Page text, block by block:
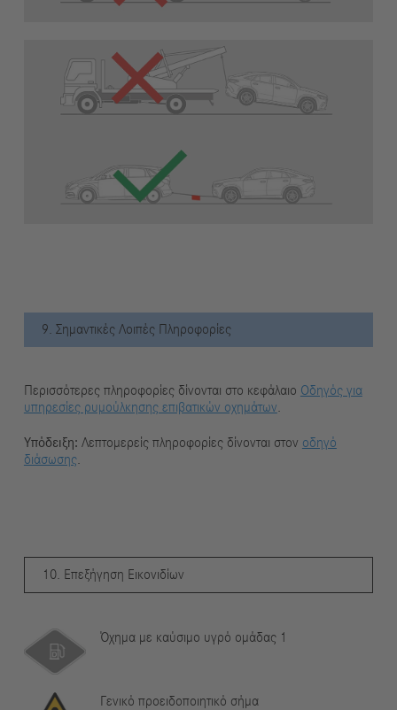
9. Σημαντικές Λοιπές Πληροφορίες
Περισσότερες πληροφορίες δίνονται στο κεφάλαιο Οδηγός για
υπηρεσίες ρυμούλκησης επιβατικών οχημάτων.
Υπόδειξη: Λεπτομερείς πληροφορίες δίνονται στον οδηγό
διάσωσης.
10. Επεξήγηση Εικονιδίων
Όχημα με καύσιμο υγρό ομάδας 1
Γενικό προειδοποιητικό σήμα